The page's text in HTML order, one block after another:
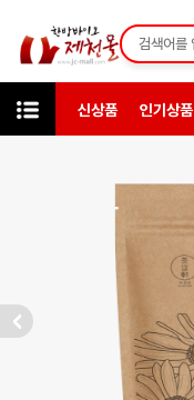
신상품 인기상품